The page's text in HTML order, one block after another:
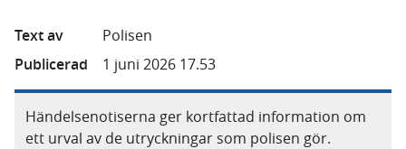
Text av
Polisen
Publicerad
1 juni 2026 17.53
Händelsenotiserna ger kortfattad information om
ett urval av de utryckningar som polisen gör.